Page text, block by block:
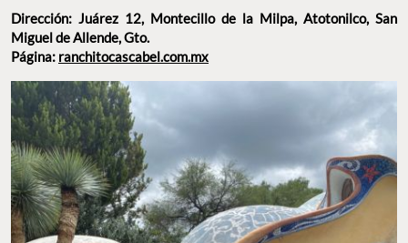
Dirección: Juárez 12, Montecillo de la Milpa, Atotonilco, San
Miguel de Allende, Gto.
Página: ranchitocascabel.com.mx